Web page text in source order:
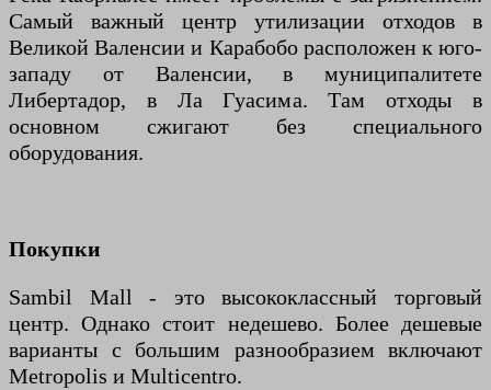
Самый важный центр утилизации отходов в
Великой Валенсии и Карабобо расположен к юго-
западу от Валенсии, в муниципалитете
Либертадор, в Ла Гуасима. Там отходы в
основном сжигают без специального
оборудования.
Покупки
Sambil Mall - это высококлассный торговый
центр. Однако стоит недешево. Более дешевые
варианты с большим разнообразием включают
Metropolis и Multicentro.